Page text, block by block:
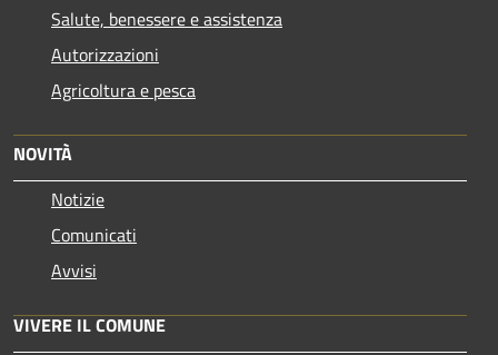
Salute, benessere e assistenza
Autorizzazioni
Agricoltura e pesca
NOVITÀ
Notizie
Comunicati
Avvisi
VIVERE IL COMUNE